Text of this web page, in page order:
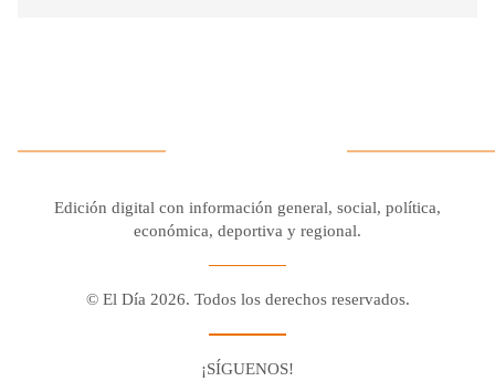
Edición digital con información general, social, política,
económica, deportiva y regional.
© El Día 2026. Todos los derechos reservados.
¡SÍGUENOS!